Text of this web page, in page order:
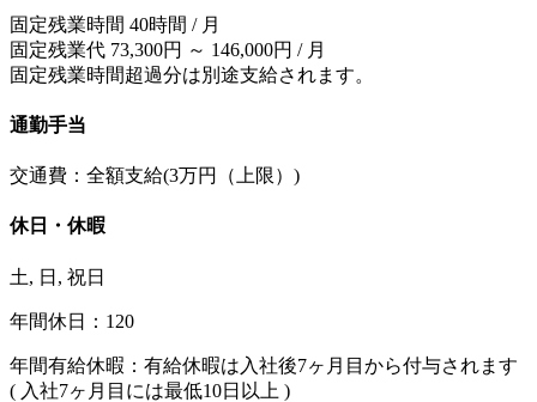
固定残業時間 40時間 / 月
固定残業代 73,300円 ～ 146,000円 / 月
固定残業時間超過分は別途支給されます。
通勤手当
交通費：全額支給(3万円（上限）)
休日・休暇
土, 日, 祝日
年間休日：120
年間有給休暇：有給休暇は入社後7ヶ月目から付与されます
( 入社7ヶ月目には最低10日以上 )